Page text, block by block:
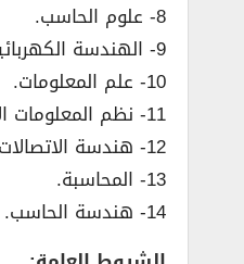
8- علوم الحاسب.
9- الهندسة الكهربائية.
10- علم المعلومات.
11- نظم المعلومات الإدارية.
12- هندسة الاتصالات.
13- المحاسبة.
14- هندسة الحاسب.